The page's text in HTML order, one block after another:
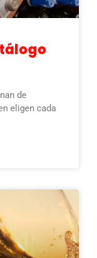
de
eligen cada